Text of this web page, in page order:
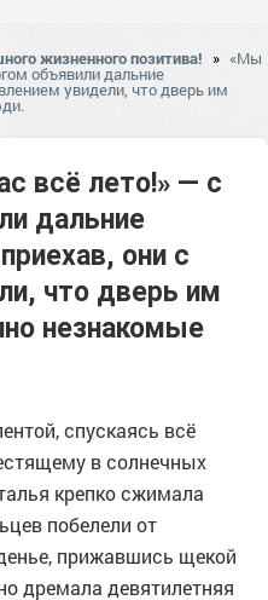
жизненного позитива! » «Мы
объявили дальние
увидели, что дверь им
всё лето!» — с
дальние
они с
что дверь им
незнакомые
спускаясь всё
в солнечных
крепко сжимала
побелели от
прижавшись щекой
дремала девятилетняя